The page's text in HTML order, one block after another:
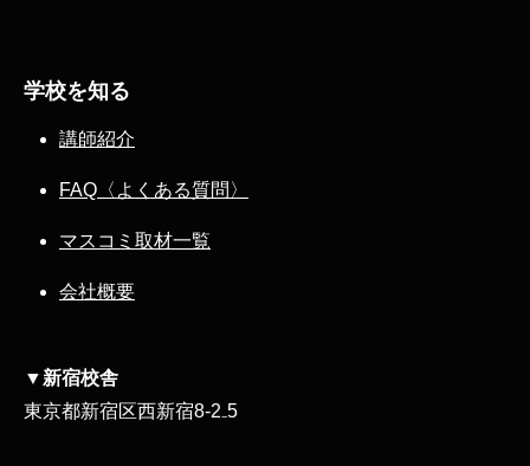
学校を知る
講師紹介
FAQ〈よくある質問〉
マスコミ取材一覧
会社概要
▼新宿校舎
東京都新宿区西新宿8‐2₋5